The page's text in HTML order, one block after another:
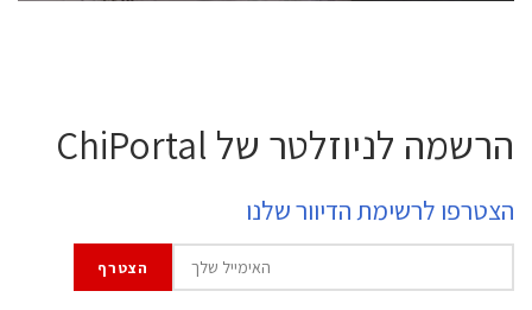
הרשמה לניוזלטר של ChiPortal
הצטרפו לרשימת הדיוור שלנו